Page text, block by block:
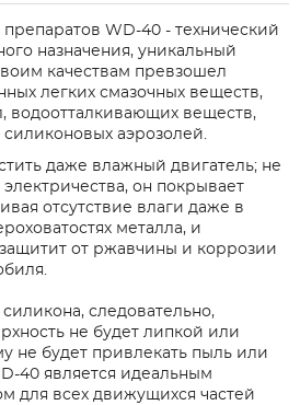
WD-40 - технический
назначения, уникальный
качествам превзошел
легких смазочных веществ,
водоотталкивающих веществ,
аэрозолей.
даже влажный двигатель; не
он покрывает
отсутствие влаги даже в
металла, и
от ржавчины и коррозии
следовательно,
не будет липкой или
не будет привлекать пыль или
40 является идеальным
для всех движущихся частей